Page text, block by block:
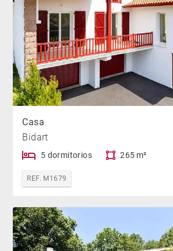
Casa
Bidart
5 dormitorios 265 m²
REF. M1679